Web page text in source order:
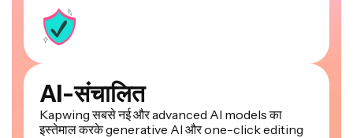
AI-संचालित
Kapwing सबसे नई और advanced AI models का
इस्तेमाल करके generative AI और one-click editing